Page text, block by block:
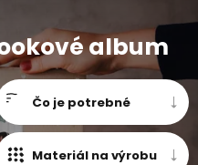
album
Čo je potrebné
Materiál na výrobu